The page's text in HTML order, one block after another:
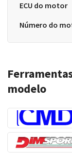
ECU do motor
Número do
modelo